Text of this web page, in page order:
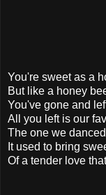
You're sweet as a
But like a honey
You've gone and
All you left is our
The one we
It used to bring
Of a tender love